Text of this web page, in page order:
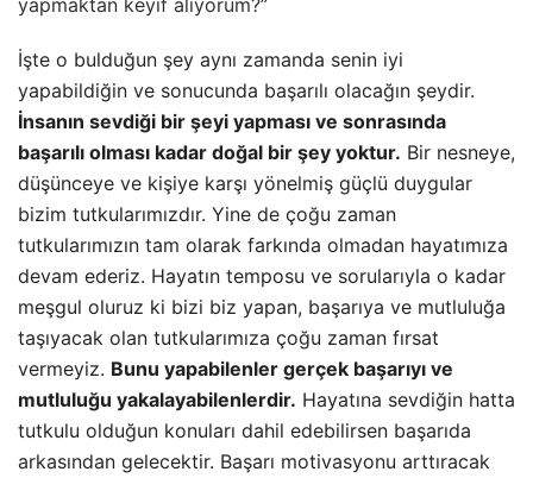
İşte o bulduğun şey aynı zamanda senin iyi
yapabildiğin ve sonucunda başarılı olacağın şeydir.
İnsanın sevdiği bir şeyi yapması ve sonrasında
başarılı olması kadar doğal bir şey yoktur. Bir nesneye,
düşünceye ve kişiye karşı yönelmiş güçlü duygular
bizim tutkularımızdır. Yine de çoğu zaman
tutkularımızın tam olarak farkında olmadan hayatımıza
devam ederiz. Hayatın temposu ve sorularıyla o kadar
meşgul oluruz ki bizi biz yapan, başarıya ve mutluluğa
taşıyacak olan tutkularımıza çoğu zaman fırsat
vermeyiz. Bunu yapabilenler gerçek başarıyı ve
mutluluğu yakalayabilenlerdir. Hayatına sevdiğin hatta
tutkulu olduğun konuları dahil edebilirsen başarıda
arkasından gelecektir. Başarı motivasyonu arttıracak